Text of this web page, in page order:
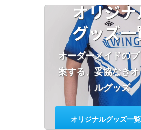
オリジナ
グッズ一
オーダーメイドの
案する、妥協なき
ルグッズ
オリジナルグッズ一覧